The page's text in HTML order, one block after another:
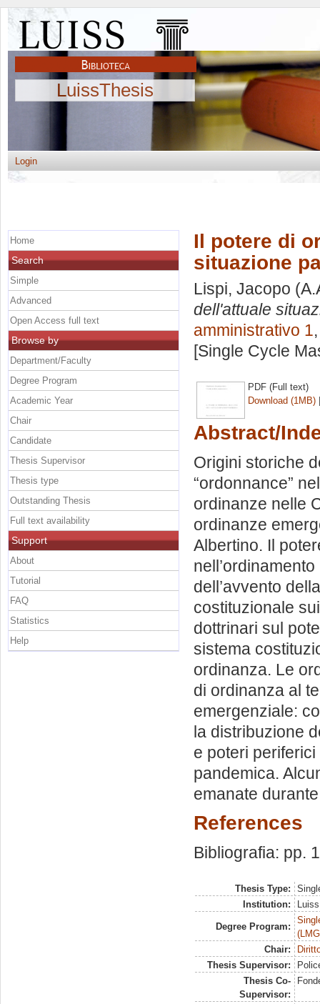
LuissThesis
Login
Il potere di
situazione
Lispi, Jacopo
dell'attuale
amministrativo 1
[Single Cycle
PDF (Full text)
Download (1MB)
Abstract/
Origini storiche
“ordonnance”
ordinanze nelle
ordinanze
Albertino. Il
dell’avvento
costituzionale
dottrinari sul
sistema
ordinanza. Le
di ordinanza al
emergenziale:
la distribuzione
e poteri
pandemica.
emanate
References
Bibliografia: pp.
Thesis Type:
Institution:
Degree Program:
Chair:
Thesis Supervisor:
Thesis Co-
Supervisor:
Home
Search
Simple
Advanced
Open Access full text
Browse by
Department/Faculty
Degree Program
Academic Year
Chair
Candidate
Thesis Supervisor
Thesis type
Outstanding Thesis
Full text availability
Support
About
Tutorial
FAQ
Statistics
Help